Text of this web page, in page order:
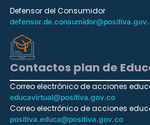
Defensor del Consumidor
Contactos plan de
Correo electrónico de acciones
educavirtual@positiva.gov.co
Correo electrónico de acciones
positiva.educa@positiva.gov.co